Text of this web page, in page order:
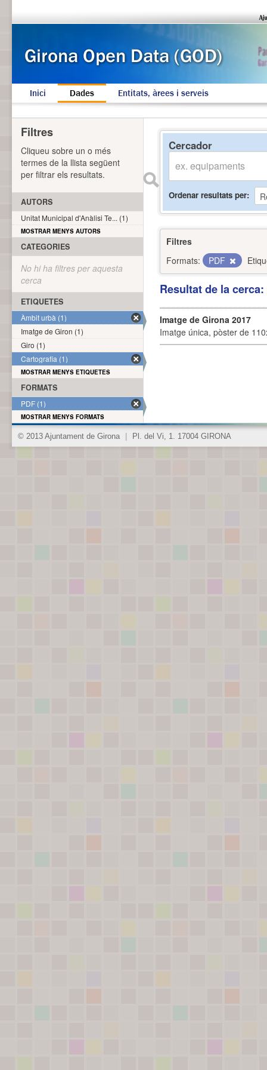
Inici Dades Entitats, àrees i serveis
Cercador
Ordenar resultats per
Filtres
Formats:
PDF
Resultat de la
Imatge de Girona 2017
Imatge única, pòster de
Filtres
Cliqueu sobre un o més
termes de la llista següent
per filtrar els resultats.
AUTORS
Unitat Municipal d'Anàlisi Te... (1)
MOSTRAR MENYS AUTORS
CATEGORIES
No hi ha filtres per aquesta
cerca
ETIQUETES
Àmbit urbà (1)
Imatge de Giron (1)
Giro (1)
Cartografia (1)
MOSTRAR MENYS ETIQUETES
FORMATS
PDF (1)
MOSTRAR MENYS FORMATS
© 2013 Ajuntament de Girona Pl. del Vi, 1. 17004 GIRONA